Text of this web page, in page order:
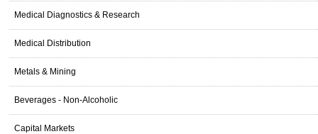
Medical Diagnostics & Research
Medical Distribution
Metals & Mining
Beverages - Non-Alcoholic
Capital Markets